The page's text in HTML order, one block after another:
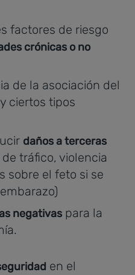
factores de riesgo
crónicas o no
de la asociación del
ciertos tipos
daños a terceras
tráfico, violencia
sobre el feto si se
negativas para la
en el